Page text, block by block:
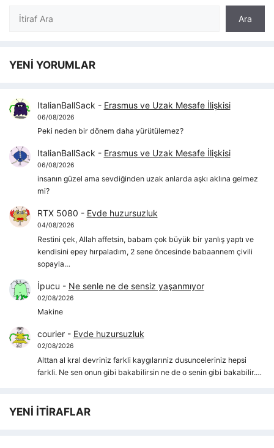
Ara
Ara
YENİ YORUMLAR
ItalianBallSack - Erasmus ve Uzak Mesafe İlişkisi
06/08/2026
Peki neden bir dönem daha yürütülemez?
ItalianBallSack - Erasmus ve Uzak Mesafe İlişkisi
06/08/2026
insanın güzel ama sevdiğinden uzak anlarda aşkı aklına gelmez
mi?
RTX 5080 - Evde huzursuzluk
04/08/2026
Restini çek, Allah affetsin, babam çok büyük bir yanlış yaptı ve
kendisini epey hırpaladım, 2 sene öncesinde babaannem çivili
sopayla…
İpucu - Ne senle ne de sensiz yaşanmıyor
02/08/2026
Makine
courier- Evde huzursuzluk
02/08/2026
Alttan al kral devriniz farkli kaygılarıniz dusunceleriniz hepsi
farkli. Ne sen onun gibi bakabilirsin ne de o senin gibi bakabilir.…
YENİ İTİRAFLAR